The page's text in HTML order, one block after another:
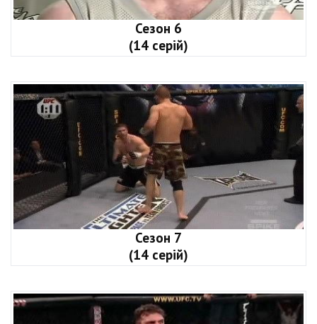
Сезон 6
(14 серій)
Сезон 7
(14 серій)